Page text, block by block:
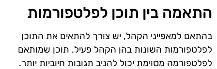
התאמה בין תוכן לפלטפורמות
בהתאם למאפייני הקהל, יש צורך להתאים את התוכן
לפלטפורמות השונות בהן הקהל פעיל. תוכן שמותאם
לפלטפורמה מסוימת יכול להניב תגובות חיוביות יותר.